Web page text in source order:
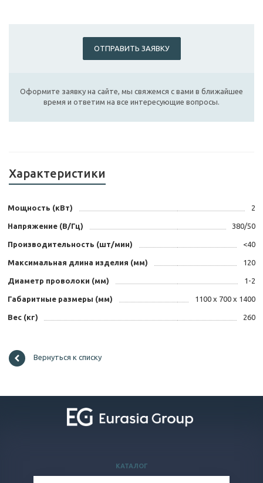
ОТПРАВИТЬ ЗАЯВКУ
Оформите заявку на сайте, мы свяжемся с вами в ближайшее
время и ответим на все интересующие вопросы.
Характеристики
Мощность (кВт) 2
Напряжение (В/Гц) 380/50
Производительность (шт/мин) <40
Максимальная длина изделия (мм) 120
Диаметр проволоки (мм) 1-2
Габаритные размеры (мм) 1100 х 700 х 1400
Вес (кг) 260
Вернуться к списку
КАТАЛОГ